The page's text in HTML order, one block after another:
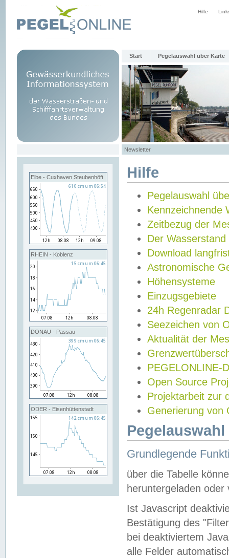
Hilfe
Start Pegelauswahl über Karte
Newsletter
Elbe - Cuxhaven Steubenhöft
RHEIN - Koblenz
DONAU - Passau
ODER - Eisenhüttenstadt
Hilfe
Pegelauswahl
Kennzeichnende
Zeitbezug der
Der Wasserstand
Download
Astronomische
Höhensysteme
Einzugsgebiete
24h Regenradar
Seezeichen von
Aktualität der
PEGELONLINE-
Open Source
Projektarbeit zur
Generierung von
Grundlegende
über die Tabelle
heruntergeladen oder
Ist Javascript
Bestätigung des
bei deaktiviertem
alle Felder